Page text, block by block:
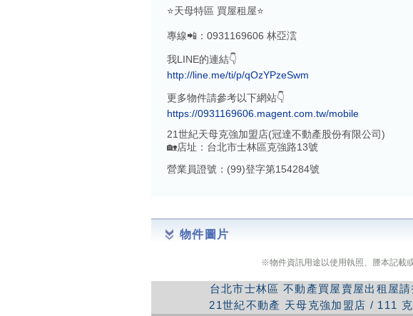
⭐️天母特區 買屋租屋⭐️
專線📲：0931169606 林亞澐
我LINE的連結👇
http://line.me/ti/p/qOzYPzeSwm
更多物件請參考以下網站👇
https://0931169606.magent.com.tw/mobile
21世紀天母克強加盟店(冠達不動產股份有限公司)
🏡店址：台北市士林區克強路13號
營業員證號：(99)登字第154284號
物件圖片
※物件資訊用途以使用執照、謄本記載
台北市士林區 不動產買屋賣屋出租屋
21世紀不動產 天母克強加盟店 / 111